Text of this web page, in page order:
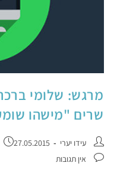
מרגש: שלומי
שרים "מישהו
עידו יערי 27.05.2015
אין תגובות